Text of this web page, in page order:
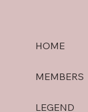
HOME
MEMBERS
LEGEND